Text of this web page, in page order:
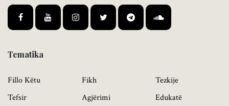
Tematika
Fillo Këtu
Tefsir
Fikh
Agjërimi
Tezkije
Edukatë